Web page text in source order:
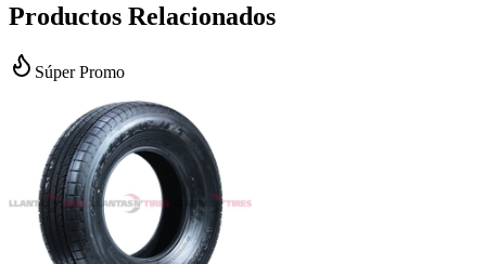
Productos Relacionados
Súper Promo